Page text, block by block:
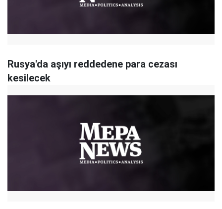
Rusya'da aşıyı reddedene para cezası
kesilecek